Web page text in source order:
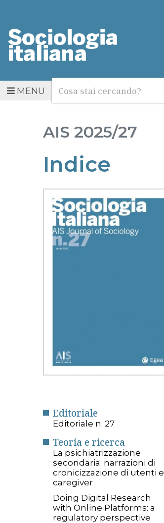
MENUCerca
AIS 2025/27
Indice
Editoriale
Editoriale n. 27
Teoria e ricerca
La psichiatrizzazione
secondaria: narrazioni di
cronicizzazione di utenti e
caregiver
Doing Digital Research
with Online Platforms: a
regulatory perspective